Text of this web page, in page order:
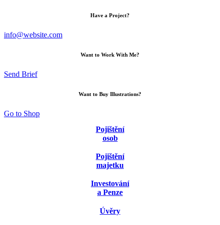
Have a Project?
info@website.com
Want to Work With Me?
Send Brief
Want to Buy Illustrations?
Go to Shop
Pojištění
osob
Pojištění
majetku
Investování
a Penze
Úvěry